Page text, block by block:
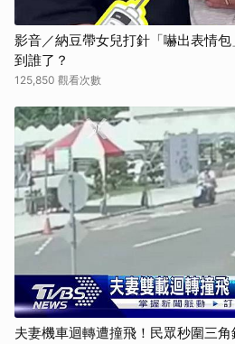
影音／納豆帶女兒打針「嚇出表情
到誰了？
125,850 觀看次數
夫妻機車迴轉遭撞飛！民眾秒圍三